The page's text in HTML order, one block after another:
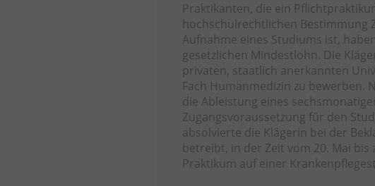
Praktikanten, die ein
hochschulrechtlichen Bestimmung
Aufnahme eines Studiums ist,
gesetzlichen Mindestlohn. Die
privaten, staatlich anerkannten
Fach Humanmedizin zu bewerben.
die Ableistung eines
Zugangsvoraussetzung für den
absolvierte die Klägerin bei der
betreibt, in der Zeit vom 20. Mai bis
Praktikum auf einer